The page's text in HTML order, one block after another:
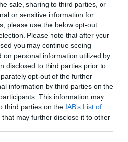
sale, sharing to third parties, or
or sensitive information for
please use the below opt-out
Please note that after your
you may continue seeing
on personal information utilized by
disclosed to third parties prior to
opt-out of the further
information by third parties on the
This information may
third parties on the IAB’s List of
that may further disclose it to other
Como precisó la presidenta,
un paseo de caballos por el
una chocolatada y una
oficia una misa en San Juan de